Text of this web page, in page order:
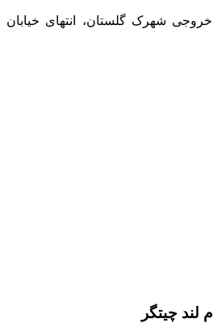
شهرک گلستان، انتهای خیابان
لند چیتگر